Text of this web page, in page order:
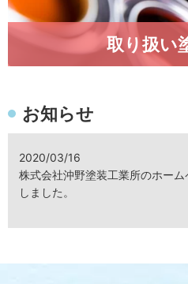
取り扱い
お知らせ
2020/03/16
株式会社沖野塗装工業所のホー
しました。